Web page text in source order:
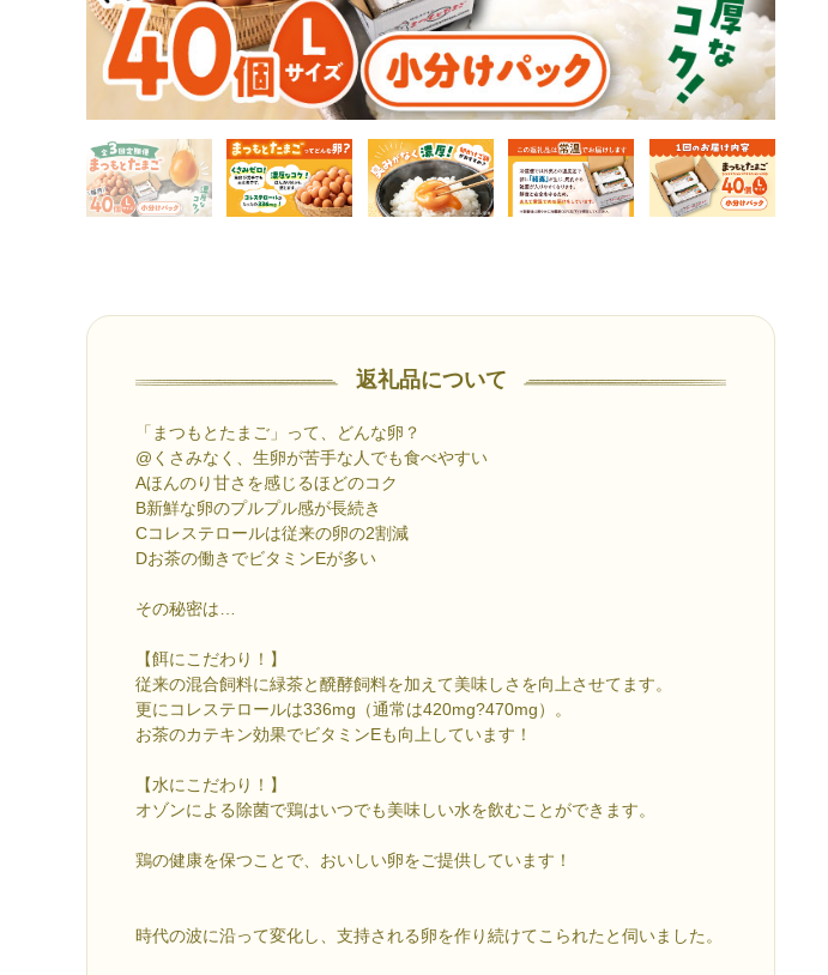
返礼品について
「まつもとたまご」って、どんな卵？
@くさみなく、生卵が苦手な人でも食べやすい
Aほんのり甘さを感じるほどのコク
B新鮮な卵のプルプル感が長続き
Cコレステロールは従来の卵の2割減
Dお茶の働きでビタミンEが多い
その秘密は…
【餌にこだわり！】
従来の混合飼料に緑茶と醗酵飼料を加えて美味しさを向上させてます。
更にコレステロールは336mg（通常は420mg?470mg）。
お茶のカテキン効果でビタミンEも向上しています！
【水にこだわり！】
オゾンによる除菌で鶏はいつでも美味しい水を飲むことができます。
鶏の健康を保つことで、おいしい卵をご提供しています！
時代の波に沿って変化し、支持される卵を作り続けてこられたと伺いました。